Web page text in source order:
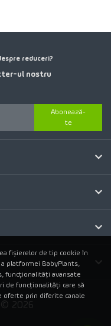
reduceri?
ul nostru
Abonează-
te
© 2026
fișierelor de tip cookie în
platformei BabyPlants,
funcționalități avansate
de funcționalități care să
oferte prin diferite canale